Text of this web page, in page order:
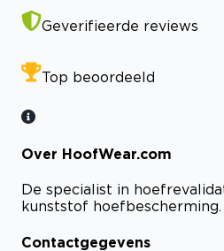
Geverifieerde reviews
Top beoordeeld
Over HoofWear.com
De specialist in
kunststof hoefbescherming.
Contactgegevens